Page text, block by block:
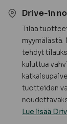
Drive-in
Tilaa
tehdyt
kuluttua
tuotteiden
Lue lisää